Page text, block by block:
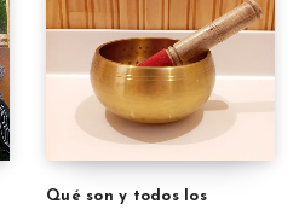
Qué son y todos los